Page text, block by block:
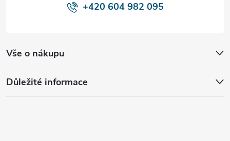
+420 604 982 095
Vše o nákupu
Důležité informace